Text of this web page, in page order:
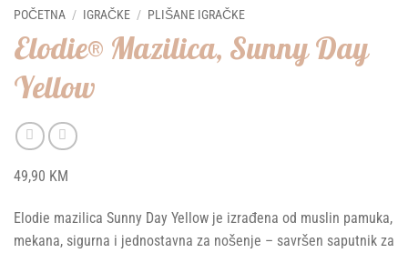
POČETNA / IGRAČKE / PLIŠANE IGRAČKE
Elodie® Mazilica, Sunny Day
Yellow
49,90 KM
Elodie mazilica Sunny Day Yellow je izrađena od muslin pamuka,
mekana, sigurna i jednostavna za nošenje – savršen saputnik za